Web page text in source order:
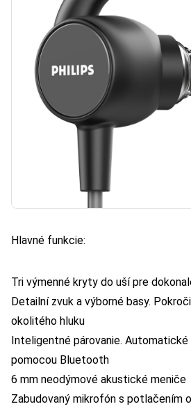
Hlavné funkcie:
Tri výmenné kryty do uší pre
Detailní zvuk a výborné basy.
okolitého hluku
Inteligentné párovanie. Automatické
pomocou Bluetooth
6 mm neodýmové akustické meniče
Zabudovaný mikrofón s potlačením